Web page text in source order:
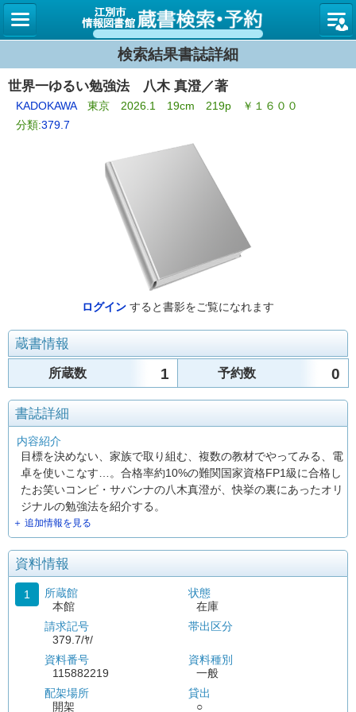
図書館
検索結果書誌詳細
世界一ゆるい勉強法 八木 真澄／著
KADOKAWA東京 2026.1 19cm 219p ￥１６００
分類:379.7
ログイン すると書影をご覧になれます
蔵書情報
所蔵数 1 予約数 0
書誌詳細
内容紹介
目標を決めない、家族で取り組む、複数の教材でやってみる、電
卓を使いこなす…。合格率約10%の難関国家資格FP1級に合格し
たお笑いコンビ・サバンナの八木真澄が、快挙の裏にあったオリ
ジナルの勉強法を紹介する。
＋ 追加情報を見る
資料情報
1
所蔵館
本館
請求記号
379.7/ﾔ/
資料番号
115882219
配架場所
開架
状態
在庫
帯出区分
資料種別
一般
貸出
○